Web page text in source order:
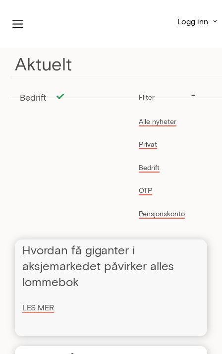
Logg inn
Aktuelt
Bedrift Filter
Alle nyheter
Privat
Bedrift
OTP
Pensjonskonto
Hvordan få giganter i
aksjemarkedet påvirker alles
lommebok
LES MER